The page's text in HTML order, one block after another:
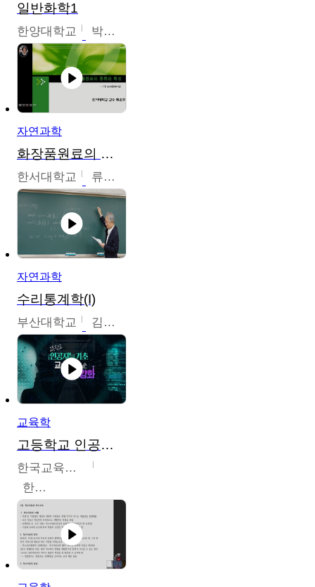
일반화학1
한양대학교 박경호
자연과학
화장품원료의 종류와 특성
한서대학교 류은주
자연과학
수리통계학(I)
부산대학교 김충락
교육학
고등학교 인공지능 기초 교수ㆍ학습 역량 강화
한국교육학술정보원
한국교육학술정보원